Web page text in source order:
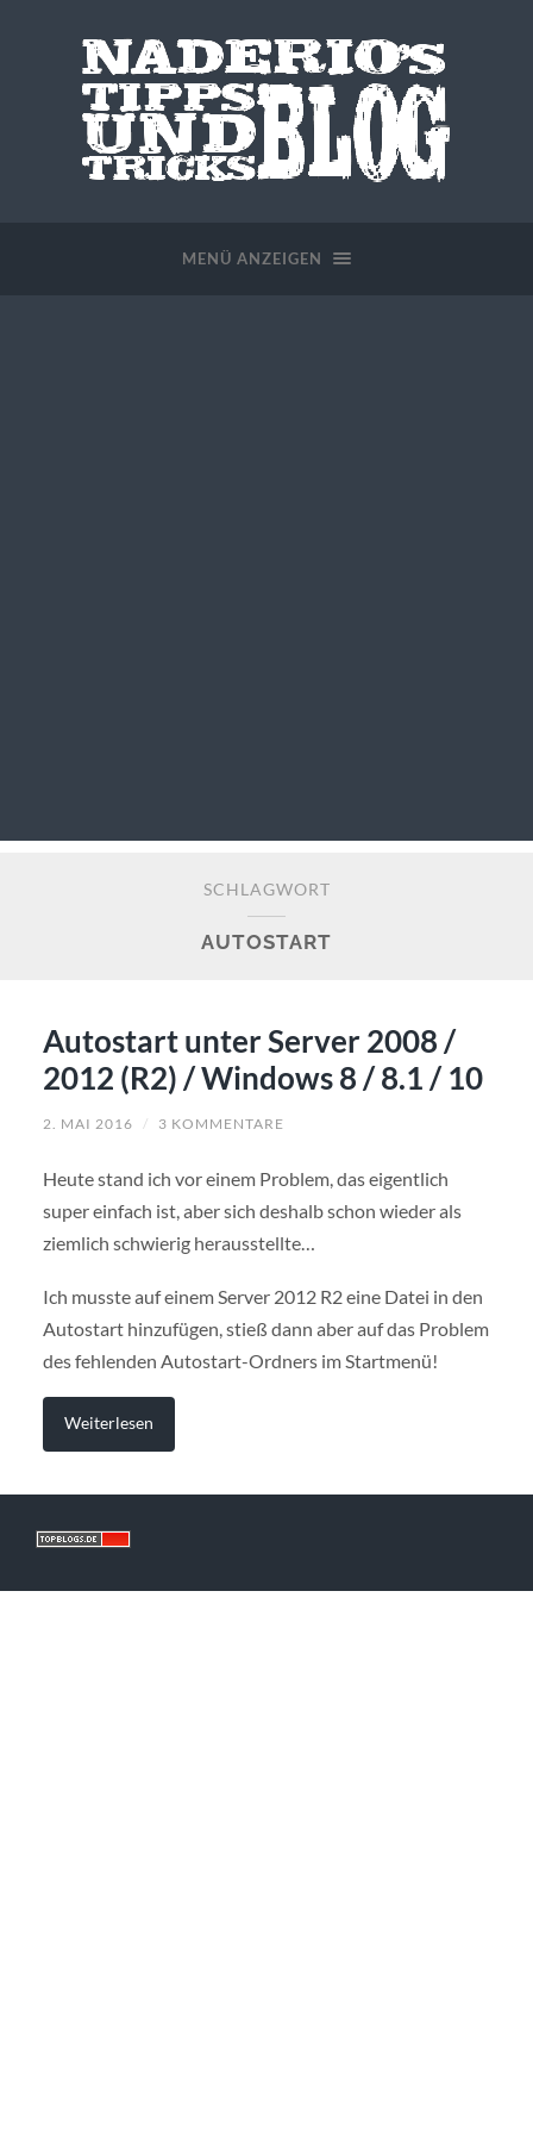
MENÜ ANZEIGEN
SCHLAGWORT
AUTOSTART
Autostart unter Server 2008 /
2012 (R2) / Windows 8 / 8.1 / 10
2. MAI 2016 / 3 KOMMENTARE
Heute stand ich vor einem Problem, das eigentlich
super einfach ist, aber sich deshalb schon wieder als
ziemlich schwierig herausstellte…
Ich musste auf einem Server 2012 R2 eine Datei in den
Autostart hinzufügen, stieß dann aber auf das Problem
des fehlenden Autostart-Ordners im Startmenü!
Weiterlesen